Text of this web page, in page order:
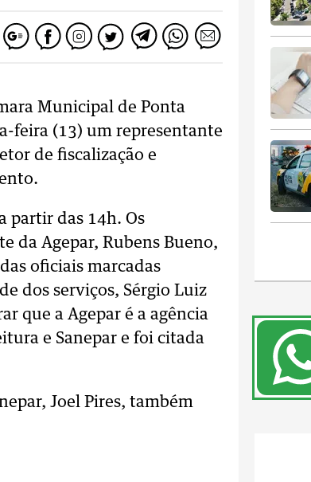
Municipal de Ponta
feira (13) um representante
de fiscalização e
partir das 14h. Os
da Agepar, Rubens Bueno,
oficiais marcadas
dos serviços, Sérgio Luiz
que a Agepar é a agência
e Sanepar e foi citada
Joel Pires, também